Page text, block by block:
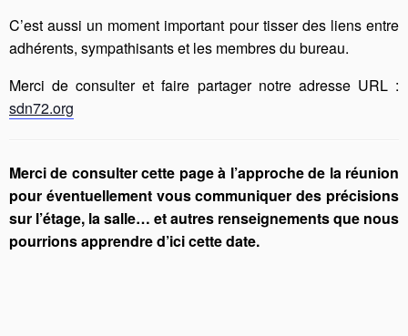
C’est aussi un moment important pour tisser des liens entre
adhérents, sympathisants et les membres du bureau.
Merci de consulter et faire partager notre adresse URL :
sdn72.org
Merci de consulter cette page à l’approche de la réunion
pour éventuellement vous communiquer des précisions
sur l’étage, la salle… et autres renseignements que nous
pourrions apprendre d’ici cette date.